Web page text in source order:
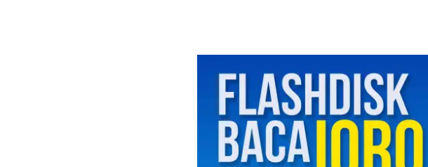
bisa berhasil dalam waktu
sekejap, dimana Anda masih
memerlukan waktu full time
saat memulai usaha Anda.…